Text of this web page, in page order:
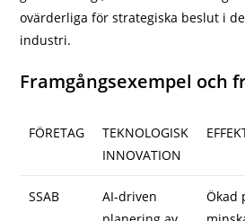
ovärderliga för strategiska beslut i
industri.
Framgångsexempel och
FÖRETAG
TEKNOLOGISK
INNOVATION
SSAB
AI-driven
Ökad